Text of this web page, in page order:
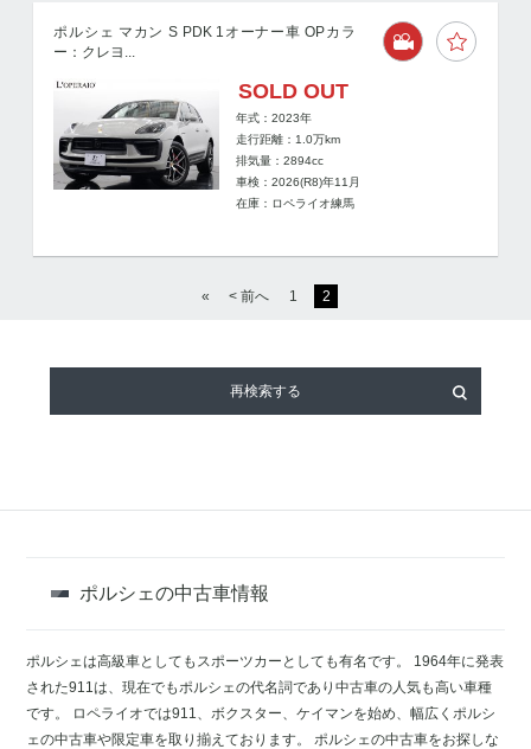
ポルシェ マカン S PDK 1オーナー車 OPカラ
ー：クレヨ...
SOLD OUT
年式：2023年
走行距離： 1.0万km
排気量：2894cc
車検：2026(R8)年11月
在庫：ロペライオ練馬
« < 前へ 1 2
再検索する
ポルシェの中古車情報
ポルシェは高級車としてもスポーツカーとしても有名です。 1964年に発表
された911は、現在でもポルシェの代名詞であり中古車の人気も高い車種
です。 ロペライオでは911、ボクスター、ケイマンを始め、幅広くポルシ
ェの中古車や限定車を取り揃えております。 ポルシェの中古車をお探しな